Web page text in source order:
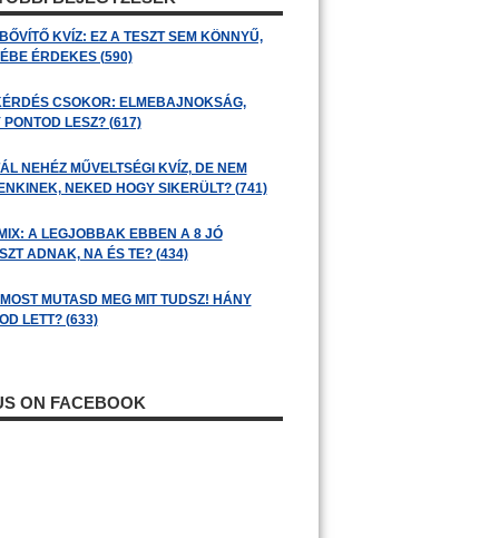
KVÍZ: EZ A TESZT SEM KÖNNYŰ,
ÉRDEKES (590)
CSOKOR: ELMEBAJNOKSÁG,
PONTOD LESZ? (617)
NEHÉZ MŰVELTSÉGI KVÍZ, DE NEM
NEKED HOGY SIKERÜLT? (741)
A LEGJOBBAK EBBEN A 8 JÓ
ADNAK, NA ÉS TE? (434)
MUTASD MEG MIT TUDSZ! HÁNY
LETT? (633)
ON FACEBOOK